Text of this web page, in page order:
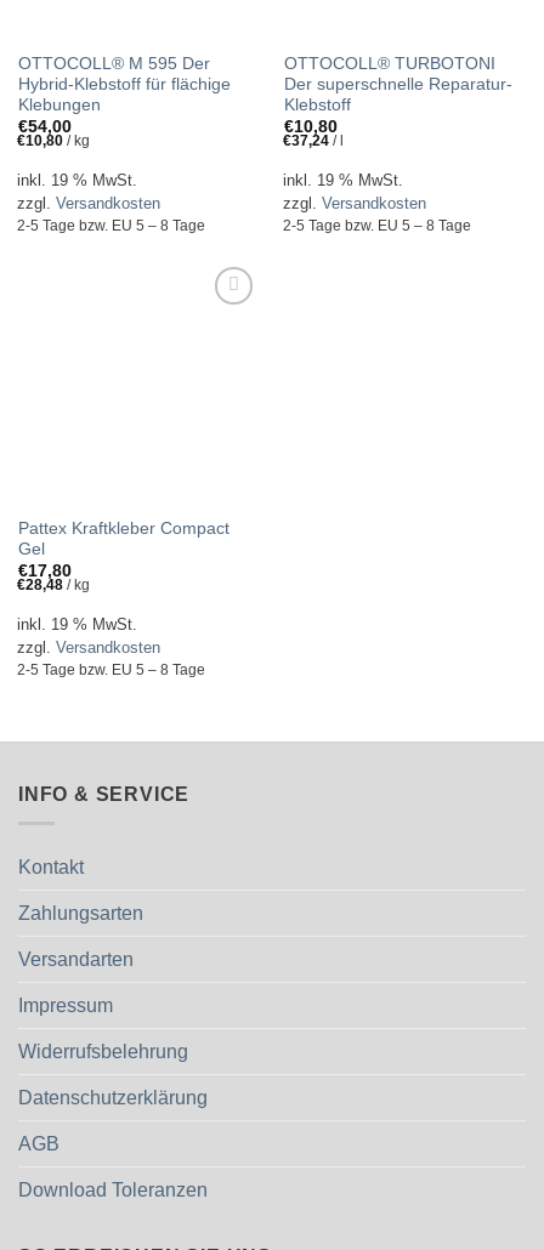
OTTOCOLL® M 595 Der
Hybrid-Klebstoff für flächige
Klebungen
€54,00
€10,80/ kg
inkl. 19 % MwSt.
zzgl. Versandkosten
2-5 Tage bzw. EU 5 – 8 Tage
OTTOCOLL® TURBOTONI
Der superschnelle Reparatur-
Klebstoff
€10,80
€37,24/
inkl. 19 % MwSt.
zzgl. Versandkosten
2-5 Tage bzw. EU 5 – 8 Tage
Pattex Kraftkleber Compact
Gel
€17,80
€28,48/ kg
inkl. 19 % MwSt.
zzgl. Versandkosten
2-5 Tage bzw. EU 5 – 8 Tage
INFO & SERVICE
Kontakt
Zahlungsarten
Versandarten
Impressum
Widerrufsbelehrung
Datenschutzerklärung
AGB
Download Toleranzen